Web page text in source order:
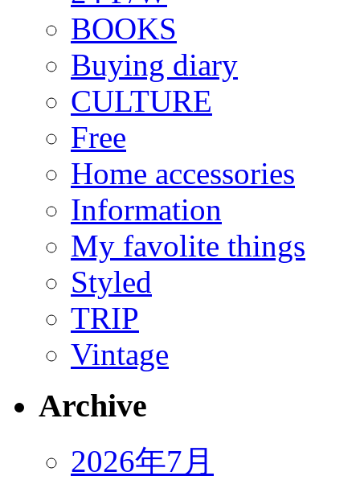
BOOKS
Buying diary
CULTURE
Free
Home accessories
Information
My favolite things
Styled
TRIP
Vintage
Archive
2026年7月